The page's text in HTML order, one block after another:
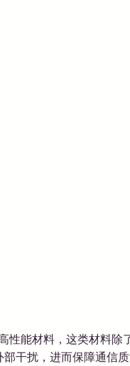
能材料，这类材料
干扰，进而保障通信